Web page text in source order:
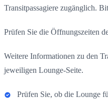
Transitpassagiere zugänglich.
Prüfen Sie die Öffnungszeiten
Weitere Informationen zu den
jeweiligen Lounge-Seite.
Prüfen Sie, ob die Lounge